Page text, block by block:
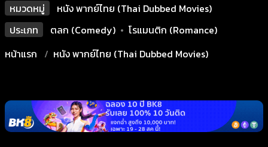
หมวดหมู่
หนัง พากย์ไทย (Thai Dubbed Movies)
ประเภท
ตลก (Comedy) • โรแมนติก (Romance)
หน้าแรก
หนัง พากย์ไทย (Thai Dubbed Movies)